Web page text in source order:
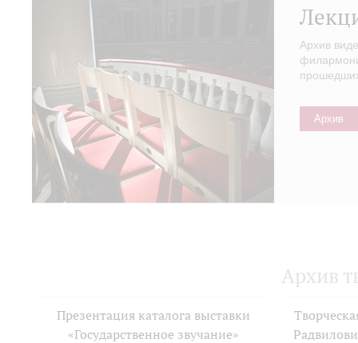
Архив
Архив
Архив
Презентация каталога выставки
«Государственное звучание»